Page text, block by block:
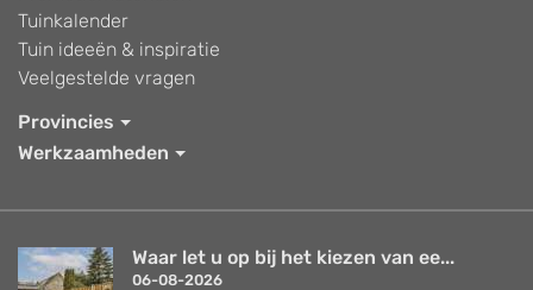
Tuinkalender
Tuin ideeën & inspiratie
Veelgestelde vragen
Provincies
Werkzaamheden
Waar let u op bij het kiezen van ee...
06-08-2026